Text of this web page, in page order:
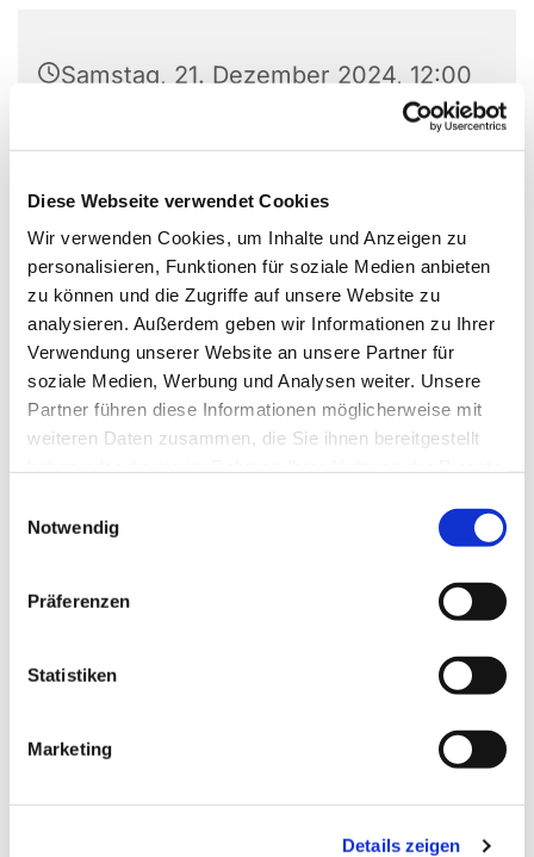
Diese Webseite verwendet Cookies
Wir verwenden Cookies, um Inhalte und Anzeigen zu
personalisieren, Funktionen für soziale Medien anbieten
zu können und die Zugriffe auf unsere Website zu
analysieren. Außerdem geben wir Informationen zu Ihrer
Verwendung unserer Website an unsere Partner für
soziale Medien, Werbung und Analysen weiter. Unsere
Partner führen diese Informationen möglicherweise mit
weiteren Daten zusammen, die Sie ihnen bereitgestellt
Notwendig
Präferenzen
Statistiken
Marketing
Details zeigen
Samstag, 21. Dezember 2024, 12:00
44866 Bochum
Dies könnte Sie auch
interessieren